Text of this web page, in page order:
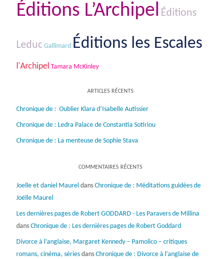
Éditions L’Archipel Éditions
Leduc Gallimard Éditions les Escales
l'Archipel Tamara McKinley
ARTICLES RÉCENTS
Chronique de : Oublier Klara d’Isabelle Autissier
Chronique de : Ledra Palace de Constantia Sotiriou
Chronique de : La menteuse de Sophie Stava
COMMENTAIRES RÉCENTS
Joelle et daniel Maurel dans Chronique de : Méditations guidées de
Joëlle Maurel
Les dernières pages de Robert GODDARD - Les Paravers de Millina
dans Chronique de : Les dernières pages de Robert Goddard
Divorce à l’anglaise, Margaret Kennedy – Pamolico – critiques
romans, cinéma, sériesdans Chronique de : Divorce à l’anglaise de